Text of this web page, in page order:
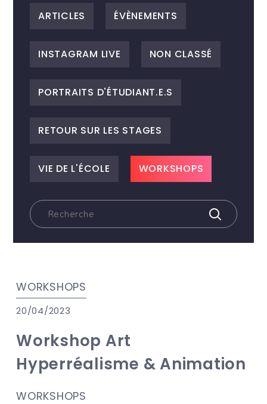
ARTICLES ÉVÈNEMENTS
INSTAGRAM LIVE NON CLASSÉ
PORTRAITS D'ÉTUDIANT.E.S
RETOUR SUR LES STAGES
VIE DE L'ÉCOLE WORKSHOPS
WORKSHOPS
20/04/2023
Workshop Art
Hyperréalisme & Animation
WORKSHOPS